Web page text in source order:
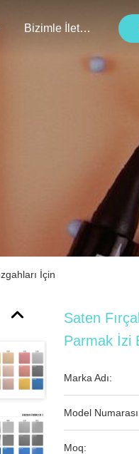
Bizimle İletişim
İçin
Saten
Parmak İzi
Marka Adı:
Model
Moq: